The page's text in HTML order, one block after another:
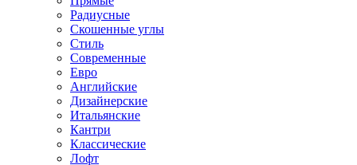
Радиусные
Скошенные углы
Стиль
Современные
Евро
Английские
Дизайнерские
Итальянские
Кантри
Классические
Лофт